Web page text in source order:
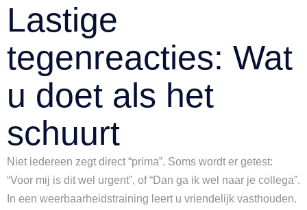
Lastige
tegenreacties: Wat
u doet als het
schuurt
Niet iedereen zegt direct “prima”. Soms wordt er getest:
“Voor mij is dit wel urgent”, of “Dan ga ik wel naar je collega”.
In een weerbaarheidstraining leert u vriendelijk vasthouden.